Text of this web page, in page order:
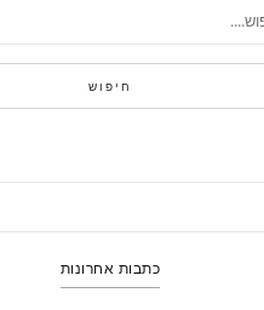
חיפוש
כתבות אחרונות